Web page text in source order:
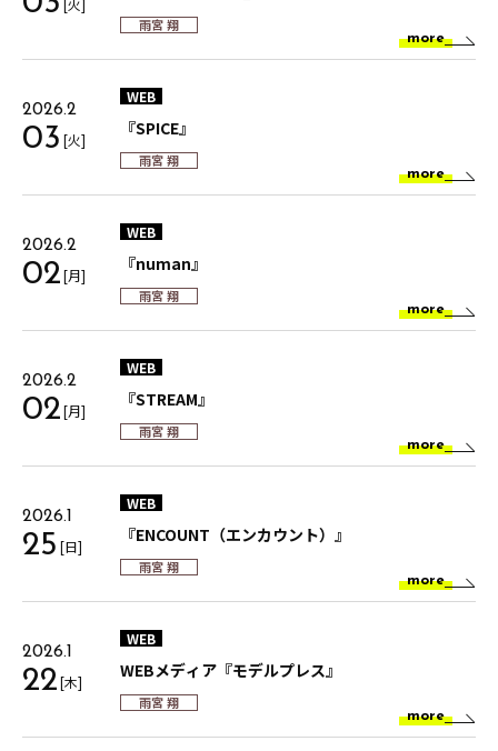
雨宮 翔
more
2026.2
03 [火]
WEB
『SPICE』
雨宮 翔
more
2026.2
02[月]
WEB
『numan』
雨宮 翔
more
2026.2
02[月]
WEB
『STREAM』
雨宮 翔
more
2026.1
25 [日]
WEB
『ENCOUNT（エンカウント）』
雨宮 翔
more
2026.1
22[木]
WEB
WEBメディア『モデルプレス』
雨宮 翔
more